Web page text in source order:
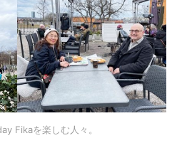
Fikaを楽しむ人々。